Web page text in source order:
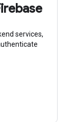
services,